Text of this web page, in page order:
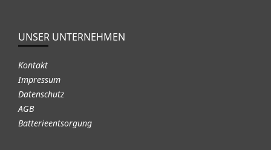
UNSER UNTERNEHMEN
Kontakt
Impressum
Datenschutz
AGB
Batterieentsorgung